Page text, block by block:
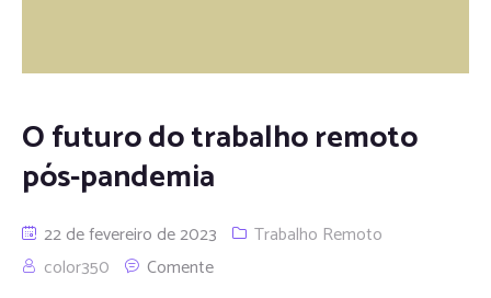
O futuro do trabalho remoto
pós-pandemia
22 de fevereiro de 2023
Trabalho Remoto
color350
Comente